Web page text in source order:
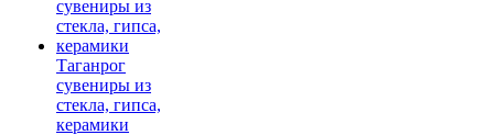
Таганрог
сувениры из
стекла, гипса,
керамики